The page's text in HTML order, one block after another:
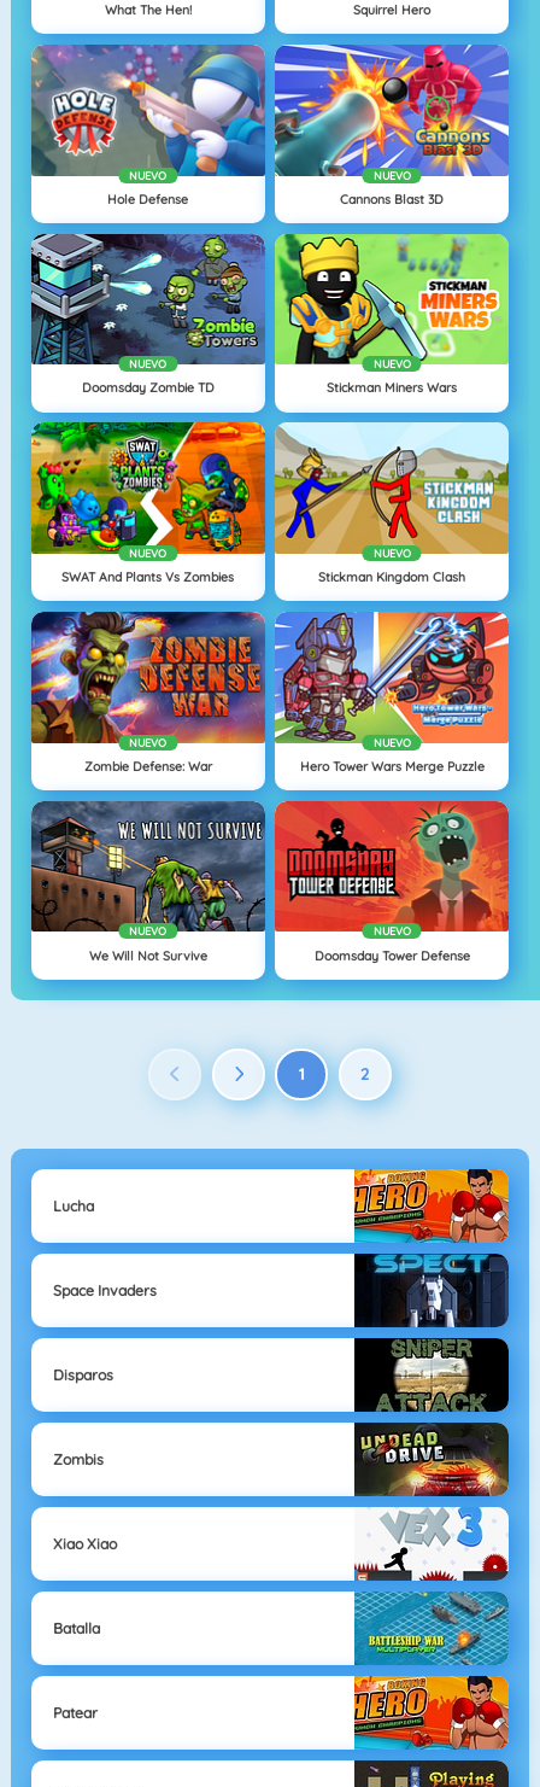
What The Hen! Squirrel Hero
NUEVO
Hole Defense
NUEVO
Cannons Blast 3D
NUEVO
Doomsday Zombie TD
NUEVO
Stickman Miners Wars
NUEVO
SWAT And Plants Vs Zombies
NUEVO
Stickman Kingdom Clash
NUEVO
Zombie Defense: War
NUEVO
Hero Tower Wars Merge Puzzle
NUEVO
We Will Not Survive
NUEVO
Doomsday Tower Defense
1 2
Lucha
Space Invaders
Disparos
Zombis
Xiao Xiao
Batalla
Patear